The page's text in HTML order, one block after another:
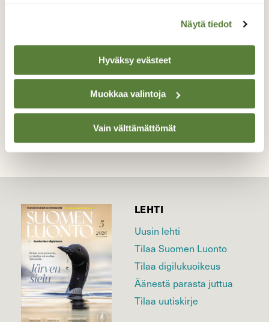
Näytä tiedot
Hyväksy evästeet
Muokkaa valintoja
Vain välttämättömät
Valokuvaaja: Tuulikki Piikkilä, Hämeenlinna
9.4.2016
TAKAISIN LISTAAN
LEHTI
Uusin lehti
Tilaa Suomen Luonto
Tilaa digilukuoikeus
Äänestä parasta juttua
Tilaa uutiskirje